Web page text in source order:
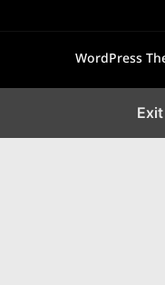
WordPress